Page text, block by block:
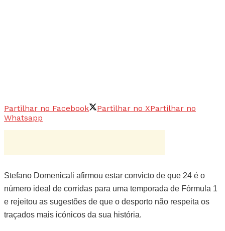
Partilhar no Facebook Partilhar no XPartilhar no
Whatsapp
Stefano Domenicali afirmou estar convicto de que 24 é o
número ideal de corridas para uma temporada de Fórmula 1
e rejeitou as sugestões de que o desporto não respeita os
traçados mais icónicos da sua história.